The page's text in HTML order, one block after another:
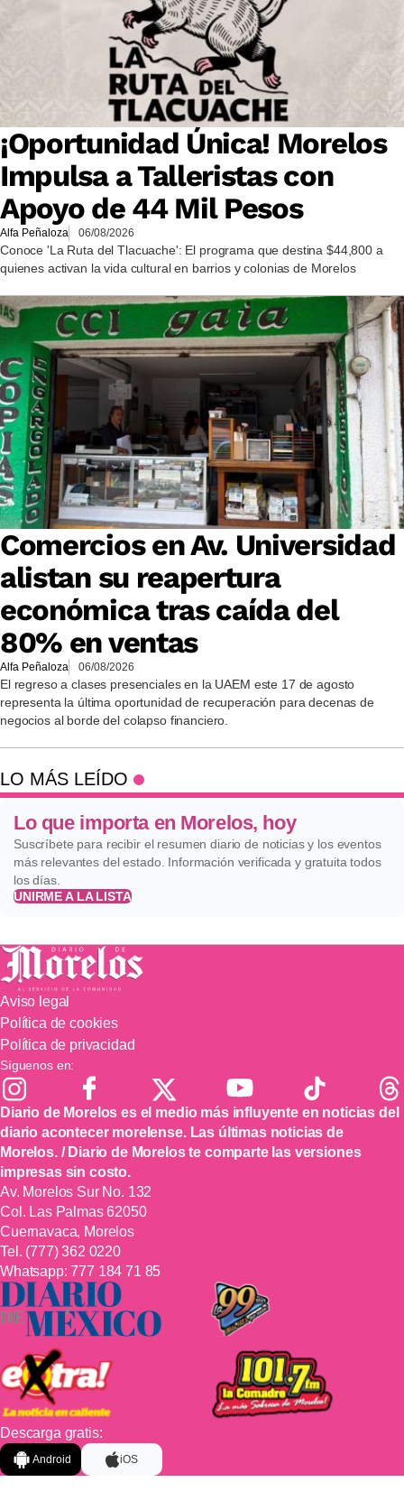
¡Oportunidad Única! Morelos
Impulsa a Talleristas con
Apoyo de 44 Mil Pesos
Alfa Peñaloza 06/08/2026
Conoce 'La Ruta del Tlacuache': El programa que destina $44,800 a
quienes activan la vida cultural en barrios y colonias de Morelos
Comercios en Av. Universidad
alistan su reapertura
económica tras caída del
80% en ventas
Alfa Peñaloza 06/08/2026
El regreso a clases presenciales en la UAEM este 17 de agosto
representa la última oportunidad de recuperación para decenas de
negocios al borde del colapso financiero.
LO MÁS LEÍDO
Lo que importa en Morelos, hoy
Suscríbete para recibir el resumen diario de noticias y los eventos
más relevantes del estado. Información verificada y gratuita todos
los días.
UNIRME A LA LISTA
Aviso legal
Política de cookies
Política de privacidad
Síguenos en:
Diario de Morelos es el medio más influyente en noticias del
diario acontecer morelense. Las últimas noticias de
Morelos. / Diario de Morelos te comparte las versiones
impresas sin costo.
Av. Morelos Sur No. 132
Col. Las Palmas 62050
Cuernavaca, Morelos
Tel. (777) 362 0220
Whatsapp:777 184 71 85
Descarga gratis:
Android iOS